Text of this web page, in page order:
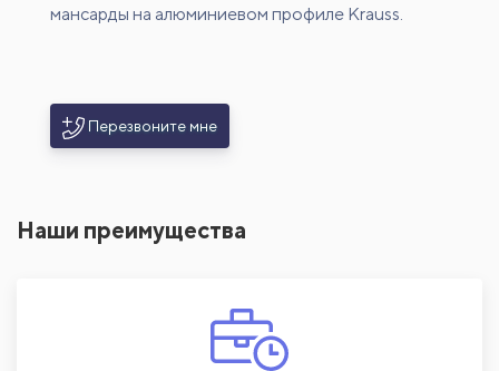
мансарды на алюминиевом профиле Krauss.
Перезвоните мне
Наши преимущества